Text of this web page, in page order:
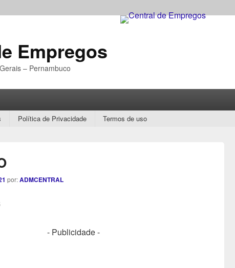
Empregos
– Pernambuco
Política de Privacidade Termos de uso
por:ADMCENTRAL
- Publicidade -